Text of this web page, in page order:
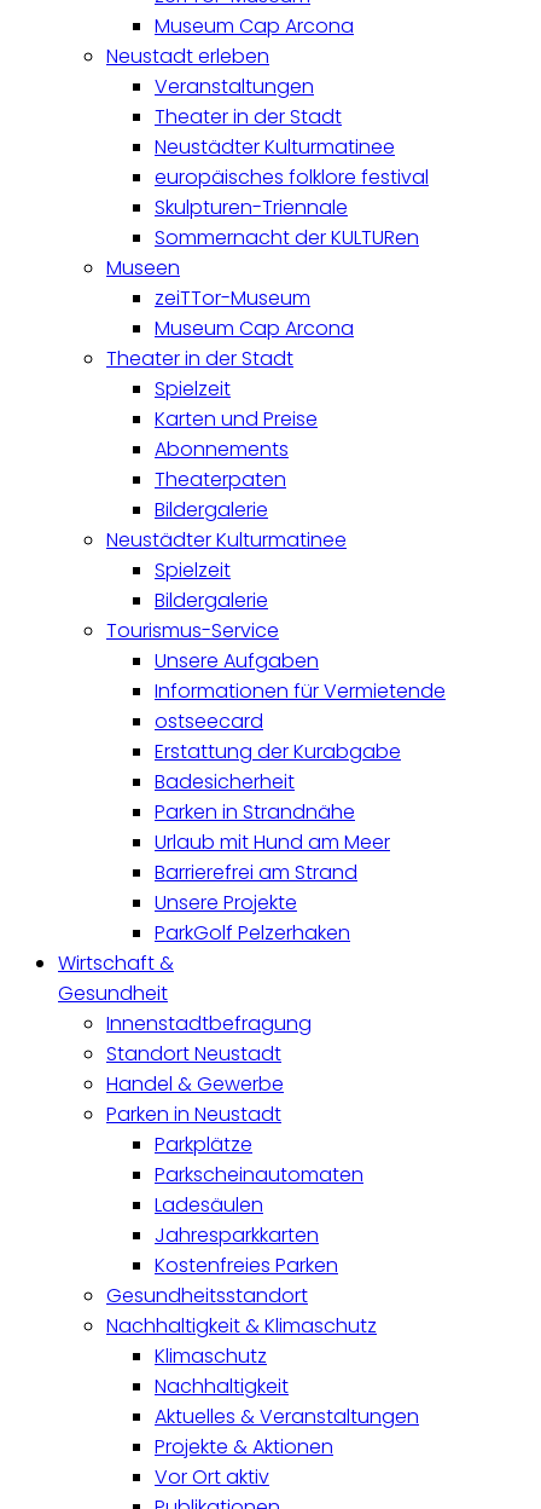
Museum Cap Arcona
Neustadt erleben
Veranstaltungen
Theater in der Stadt
Neustädter Kulturmatinee
europäisches folklore festival
Skulpturen-Triennale
Sommernacht der KULTURen
Museen
zeiTTor-Museum
Museum Cap Arcona
Theater in der Stadt
Spielzeit
Karten und Preise
Abonnements
Theaterpaten
Bildergalerie
Neustädter Kulturmatinee
Spielzeit
Bildergalerie
Tourismus-Service
Unsere Aufgaben
Informationen für Vermietende
ostseecard
Erstattung der Kurabgabe
Badesicherheit
Parken in Strandnähe
Urlaub mit Hund am Meer
Barrierefrei am Strand
Unsere Projekte
ParkGolf Pelzerhaken
Wirtschaft &
Gesundheit
Innenstadtbefragung
Standort Neustadt
Handel & Gewerbe
Parken in Neustadt
Parkplätze
Parkscheinautomaten
Ladesäulen
Jahresparkkarten
Kostenfreies Parken
Gesundheitsstandort
Nachhaltigkeit & Klimaschutz
Klimaschutz
Nachhaltigkeit
Aktuelles & Veranstaltungen
Projekte & Aktionen
Vor Ort aktiv